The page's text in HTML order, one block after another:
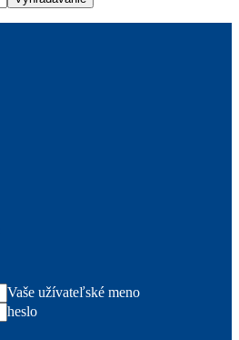
Vaše užívateľské meno
heslo